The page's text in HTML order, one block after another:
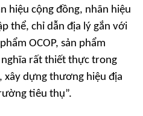
hiệu cộng đồng, nhãn hiệu
thể, chỉ dẫn địa lý gắn với
OCOP, sản phẩm
rất thiết thực trong
, xây dựng thương hiệu địa
tiêu thụ”.